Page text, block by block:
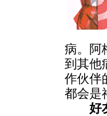
病。阿
到其他
作伙伴
都会是
好